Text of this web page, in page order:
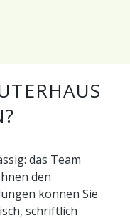
das Team
den
können Sie
schriftlich